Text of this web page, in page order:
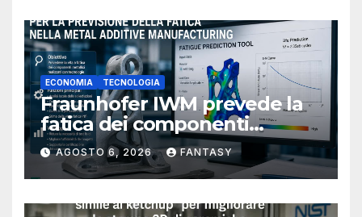
ECONOMIA TECNOLOGIA
Fraunhofer IWM prevede la
fatica dei componenti
metallici stampati in 3D
AGOSTO 6, 2026 FANTASY